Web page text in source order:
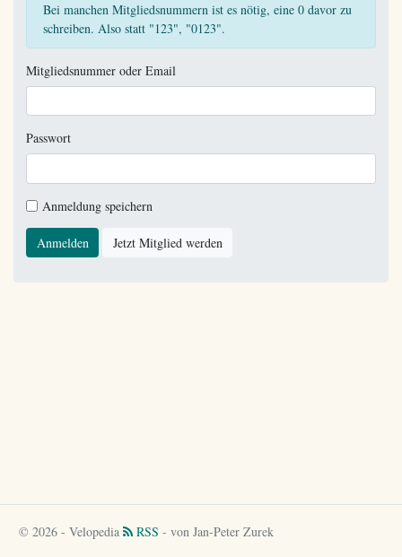
Bei manchen Mitgliedsnummern ist es nötig, eine 0 davor zu
schreiben. Also statt "123", "0123".
Mitgliedsnummer oder Email
Passwort
Anmeldung speichern
Anmelden Jetzt Mitglied werden
© 2026 - Velopedia RSS - von Jan-Peter Zurek